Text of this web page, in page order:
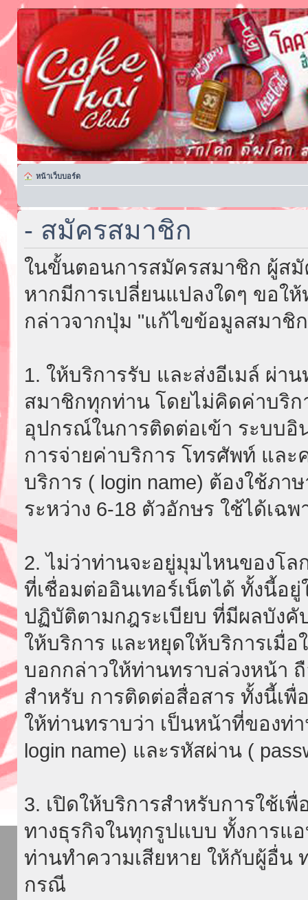
หน้าเว็บบอร์ด
- สมัครสมาชิก
ในขั้นตอนการสมัครสมาชิก ผู้ส
หากมีการเปลี่ยนแปลงใดๆ ขอใ
กล่าวจากปุ่ม "แก้ไขข้อมูลสมาชิ
1. ให้บริการรับ และส่งอีเมล์ ผ่า
สมาชิกทุกท่าน โดยไม่คิดค่าบริก
อุปกรณ์ในการติดต่อเข้า ระบบอิ
การจ่ายค่าบริการ โทรศัพท์ และ
บริการ ( login name) ต้องใช้ภ
ระหว่าง 6-18 ตัวอักษร ใช้ได้เฉ
2. ไม่ว่าท่านจะอยู่มุมไหนของโล
ที่เชื่อมต่ออินเทอร์เน็ตได้ ทั้งนี้อ
ปฏิบัติตามกฎระเบียบ ที่มีผลบังคั
ให้บริการ และหยุดให้บริการเมื่
บอกกล่าวให้ท่านทราบล่วงหน้า
สำหรับ การติดต่อสื่อสาร ทั้งนี้เพื่
ให้ท่านทราบว่า เป็นหน้าที่ของท่
login name) และรหัสผ่าน (
3. เปิดให้บริการสำหรับการใช้เ
ทางธุรกิจในทุกรูปแบบ ทั้งการแ
ท่านทำความเสียหาย ให้กับผู้อื่น
กรณี